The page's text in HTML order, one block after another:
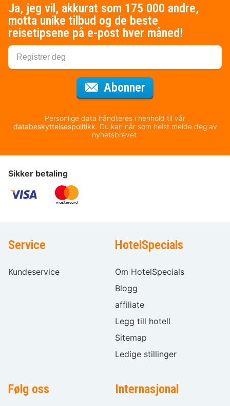
Ja, jeg vil, akkurat som 175 000 andre,
motta unike tilbud og de beste
reisetipsene på e-post hver måned!
Abonner
Personlige data håndteres i henhold til vår
databeskyttelsespolitikk. Du kan når som helst melde deg av
nyhetsbrevet.
Sikker betaling
Service
Kundeservice
HotelSpecials
Om HotelSpecials
Blogg
affiliate
Legg till hotell
Sitemap
Ledige stillinger
Følg oss Internasjonal